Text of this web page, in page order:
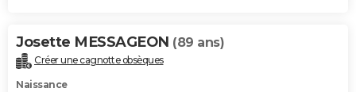
Josette MESSAGEON (89 ans)
Créer une cagnotte obsèques
Naissance